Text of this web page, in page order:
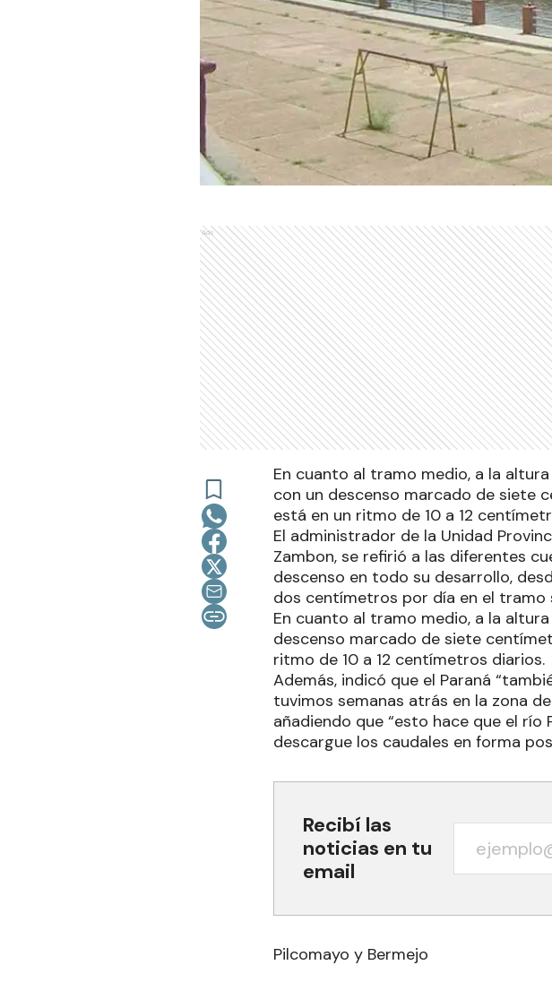
Ads
En cuanto al tramo medio, a la
con un descenso marcado de siete
está en un ritmo de 10 a 12
El administrador de la Unidad
Zambon, se refirió a las diferentes
descenso en todo su desarrollo,
dos centímetros por día en el tramo
En cuanto al tramo medio, a la
descenso marcado de siete
ritmo de 10 a 12 centímetros diarios.
Además, indicó que el Paraná
tuvimos semanas atrás en la zona
añadiendo que “esto hace que el
descargue los caudales en forma
Recibí las
noticias en tu
email
Pilcomayo y Bermejo